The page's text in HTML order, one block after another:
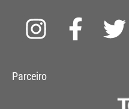
I
s
F
a
T
t
Parceiro